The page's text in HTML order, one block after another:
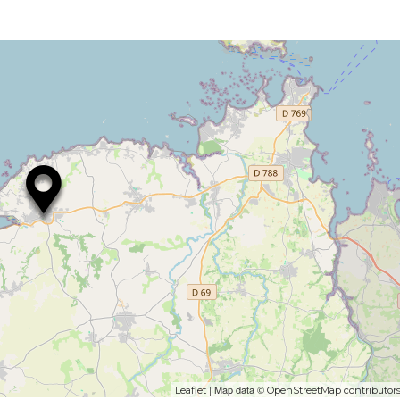
Leaflet| Map data ©OpenStreetMap